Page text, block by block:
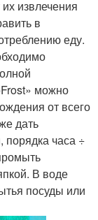
извлечения
в
еду.
можно
от всего
дать
часа ÷
В воде
посуды или